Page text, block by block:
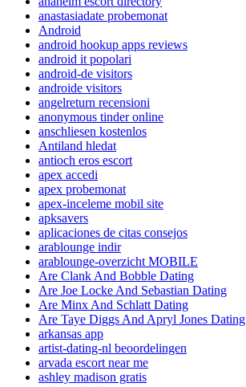
anastasiadate probemonat
Android
android hookup apps reviews
android it popolari
android-de visitors
androide visitors
angelreturn recensioni
anonymous tinder online
anschliesen kostenlos
Antiland hledat
antioch eros escort
apex accedi
apex probemonat
apex-inceleme mobil site
apksavers
aplicaciones de citas consejos
arablounge indir
arablounge-overzicht MOBILE
Are Clank And Bobble Dating
Are Joe Locke And Sebastian Dating
Are Minx And Schlatt Dating
Are Taye Diggs And Apryl Jones Dating
arkansas app
artist-dating-nl beoordelingen
arvada escort near me
ashley madison gratis